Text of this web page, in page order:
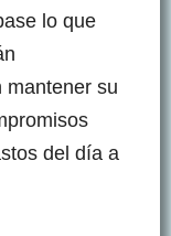
lo que
mantener su
del día a